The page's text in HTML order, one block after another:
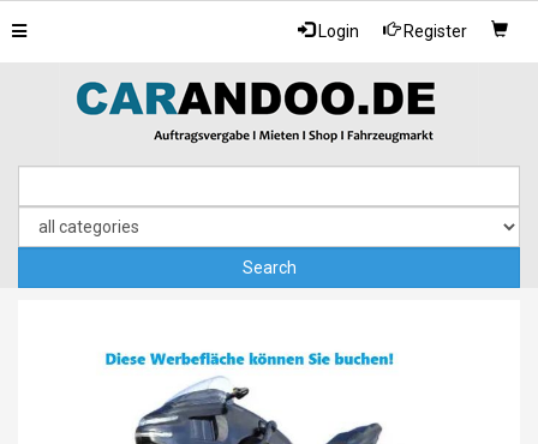
Login Register
Toggle
navigation